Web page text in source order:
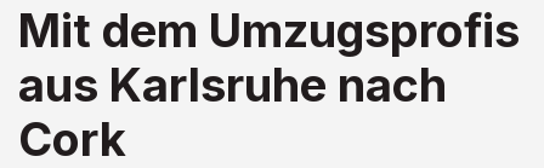
Mit dem Umzugsprofis
aus Karlsruhe nach
Cork